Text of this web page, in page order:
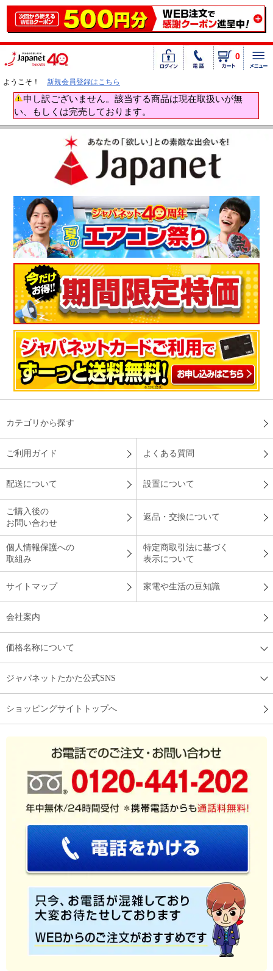
0
ようこそ！ 新規会員登録はこちら
申し訳ございません。該当する商品は現在取扱いが無
い、もしくは完売しております。
カテゴリから探す
ご利用ガイド よくある質問
配送について 設置について
ご購入後の
お問い合わせ
返品・交換について
個人情報保護への
取組み
特定商取引法に基づく
表示について
サイトマップ 家電や生活の豆知識
会社案内
価格名称について
ジャパネットたかた公式SNS
ショッピングサイトトップへ